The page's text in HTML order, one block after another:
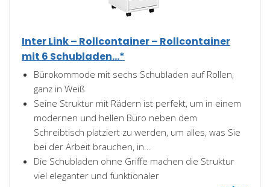
Inter Link – Rollcontainer – Rollcontainer
mit 6 Schubladen...*
Bürokommode mit sechs Schubladen auf Rollen,
ganz in Weiß
Seine Struktur mit Rädern ist perfekt, um in einem
modernen und hellen Büro neben dem
Schreibtisch platziert zu werden, um alles, was Sie
bei der Arbeit brauchen, in...
Die Schubladen ohne Griffe machen die Struktur
viel eleganter und funktionaler